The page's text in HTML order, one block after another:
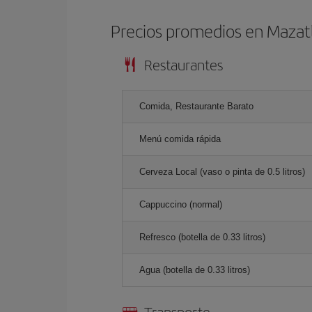
Precios promedios en
Restaurantes
Comida, Restaurante Barato
Menú comida rápida
Cerveza Local (vaso o pinta de 0.5 litros)
Cappuccino (normal)
Refresco (botella de 0.33 litros)
Agua (botella de 0.33 litros)